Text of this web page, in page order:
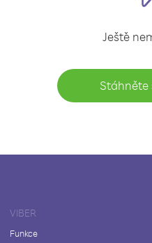
Ještě
Stáhněte
VIBER
Funkce